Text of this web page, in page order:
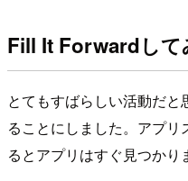
Fill It Forwardして
とてもすばらしい活動だ
ることにしました。アプ
るとアプリはすぐ見つかり